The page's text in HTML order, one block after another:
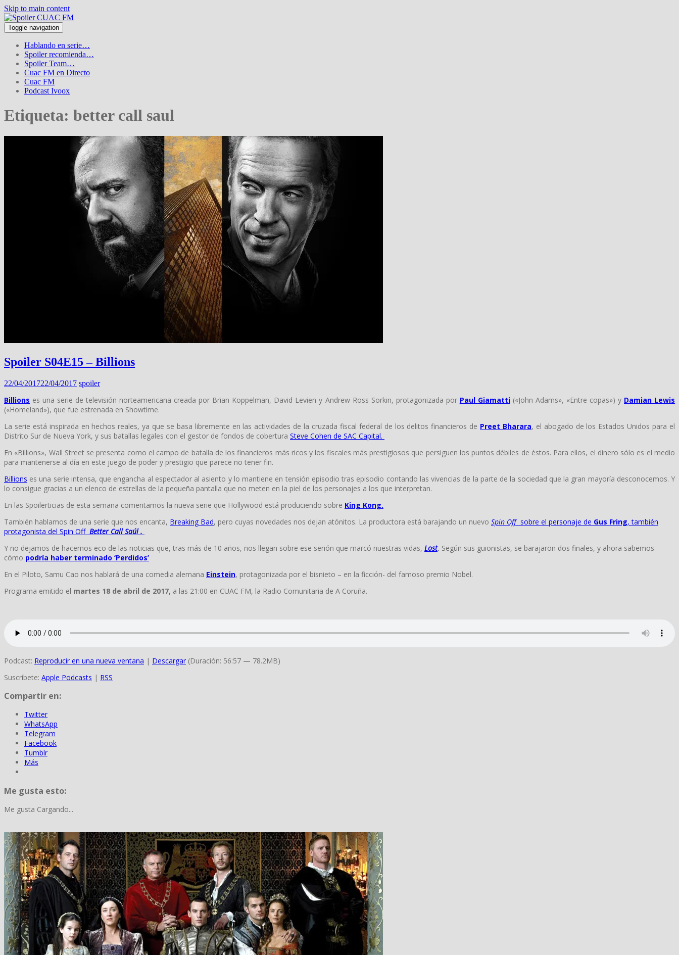
Skip to main content
Toggle navigation
Hablando en serie…
Spoiler recomienda…
Spoiler Team…
Cuac FM en Directo
Cuac FM
Podcast Ivoox
Etiqueta: better call saul
Spoiler S04E15 – Billions
22/04/201722/04/2017 spoiler
Billions es una serie de televisión norteamericana creada por Brian Koppelman, David Levien y Andrew Ross Sorkin, protagonizada por Paul Giamatti(«John Adams», «Entre copas») y Damian Lewis
(«Homeland»), que fue estrenada en Showtime.
La serie está inspirada en hechos reales, ya que se basa libremente en las actividades de la cruzada fiscal federal de los delitos financieros de Preet Bharara, el abogado de los Estados Unidos para el
Distrito Sur de Nueva York, y sus batallas legales con el gestor de fondos de cobertura Steve Cohen de SAC Capital.
En «Billions», Wall Street se presenta como el campo de batalla de los financieros más ricos y los fiscales más prestigiosos que persiguen los puntos débiles de éstos. Para ellos, el dinero sólo es el medio
para mantenerse al día en este juego de poder y prestigio que parece no tener fin.
Billions es una serie intensa, que engancha al espectador al asiento y lo mantiene en tensión episodio tras episodio contando las vivencias de la parte de la sociedad que la gran mayoría desconocemos. Y
lo consigue gracias a un elenco de estrellas de la pequeña pantalla que no meten en la piel de los personajes a los que interpretan.
En las Spoilerticias de esta semana comentamos la nueva serie que Hollywood está produciendo sobre King Kong.
También hablamos de una serie que nos encanta, Breaking Bad, pero cuyas novedades nos dejan atónitos. La productora está barajando un nuevo Spin Offsobre el personaje de Gus Fring, también
protagonista del Spin Off Better Call Saúl .
Y no dejamos de hacernos eco de las noticias que, tras más de 10 años, nos llegan sobre ese serión que marcó nuestras vidas, Lost. Según sus guionistas, se barajaron dos finales, y ahora sabemos
cómo podría haber terminado ‘Perdidos’
En el Piloto, Samu Cao nos hablará de una comedia alemana Einstein, protagonizada por el bisnieto – en la ficción- del famoso premio Nobel.
Programa emitido el martes 18 de abril de 2017, a las 21:00 en CUAC FM, la Radio Comunitaria de A Coruña.
Podcast: Reproducir en una nueva ventana | Descargar (Duración: 56:57 — 78.2MB)
Suscríbete: Apple Podcasts | RSS
Compartir en:
Twitter
WhatsApp
Telegram
Facebook
Tumblr
Más
Me gusta esto:
Me gusta Cargando...